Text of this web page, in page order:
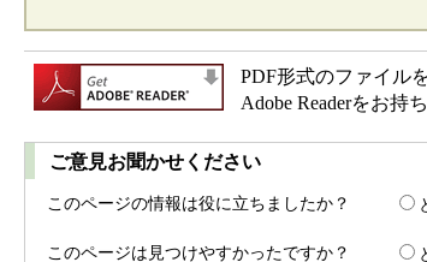
PDF形式のファイル
Adobe Readerをお持
ご意見お聞かせください
このページの情報は役に立ちましたか？
このページは見つけやすかったですか？